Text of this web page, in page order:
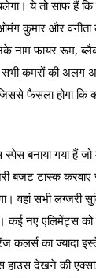
ये तो साफ हैं
कुमार और वनीता
नाम फायर रूम,
कमरों की अलग
फैसला होगा
बनाया गया हैं जो
बजट टास्क
वहां सभी लग्जरी
कई नए एलिमेंट्स को
कलर्स का ज्यादा
हाउस देखने की